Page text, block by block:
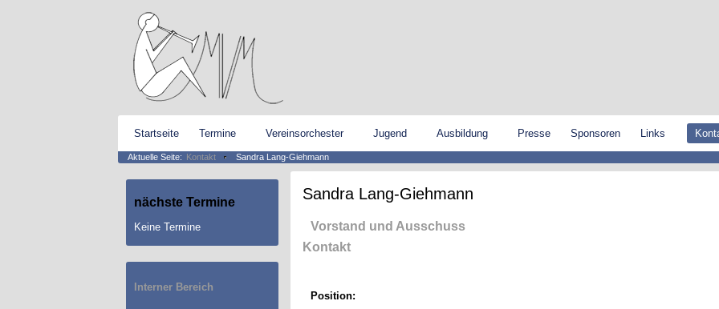
Startseite Termine Vereinsorchester Jugend Ausbildung Presse Sponsoren Links
Aktuelle Seite: Kontakt Sandra Lang-Giehmann
nächste Termine
Keine Termine
Interner Bereich
Sandra Lang-Giehmann
Vorstand und Ausschuss
Kontakt
Position: